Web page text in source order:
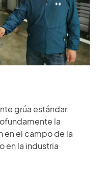
de repuestos
grúa estándar
la
en el campo de la
en la industria